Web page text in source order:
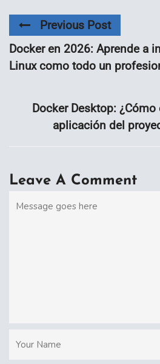
Previous Post
Docker en 2026: Aprende a
Linux como todo un
Docker Desktop:
aplicación del
Leave A Comment